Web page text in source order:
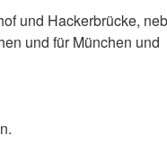
und Hackerbrücke,
und für München und